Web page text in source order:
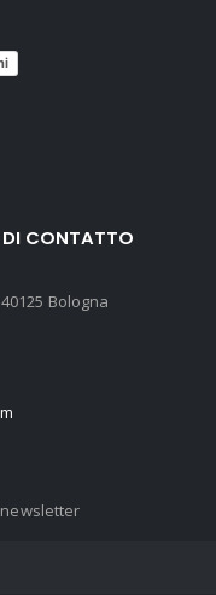
CONTATTO
Bologna